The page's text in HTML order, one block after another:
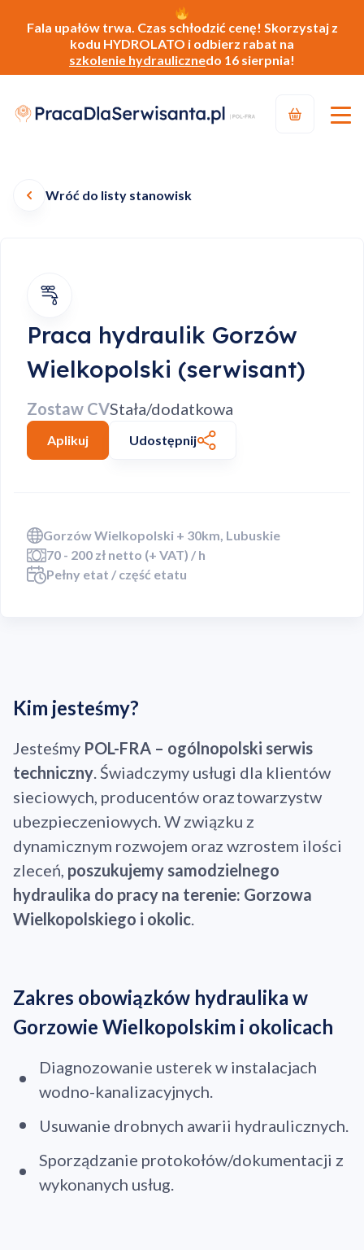
Fala upałów trwa. Czas schłodzić cenę! Skorzystaj z
kodu HYDROLATO i odbierz rabat na
szkolenie hydraulicznedo 16 sierpnia!
Wróć do listy stanowisk
Praca hydraulik Gorzów
Wielkopolski (serwisant)
Zostaw CVStała/dodatkowa
Aplikuj Udostępnij
Gorzów Wielkopolski + 30km, Lubuskie
70 - 200 zł netto (+ VAT) / h
Pełny etat / część etatu
Kim jesteśmy?
Jesteśmy POL-FRA – ogólnopolski serwis
techniczny. Świadczymy usługi dla klientów
sieciowych, producentów oraz towarzystw
ubezpieczeniowych. W związku z
dynamicznym rozwojem oraz wzrostem ilości
zleceń, poszukujemy samodzielnego
hydraulika do pracy na terenie: Gorzowa
Wielkopolskiego i okolic.
Zakres obowiązków hydraulika w
Gorzowie Wielkopolskim i okolicach
Diagnozowanie usterek w instalacjach
wodno-kanalizacyjnych.
Usuwanie drobnych awarii hydraulicznych.
Sporządzanie protokołów/dokumentacji z
wykonanych usług.